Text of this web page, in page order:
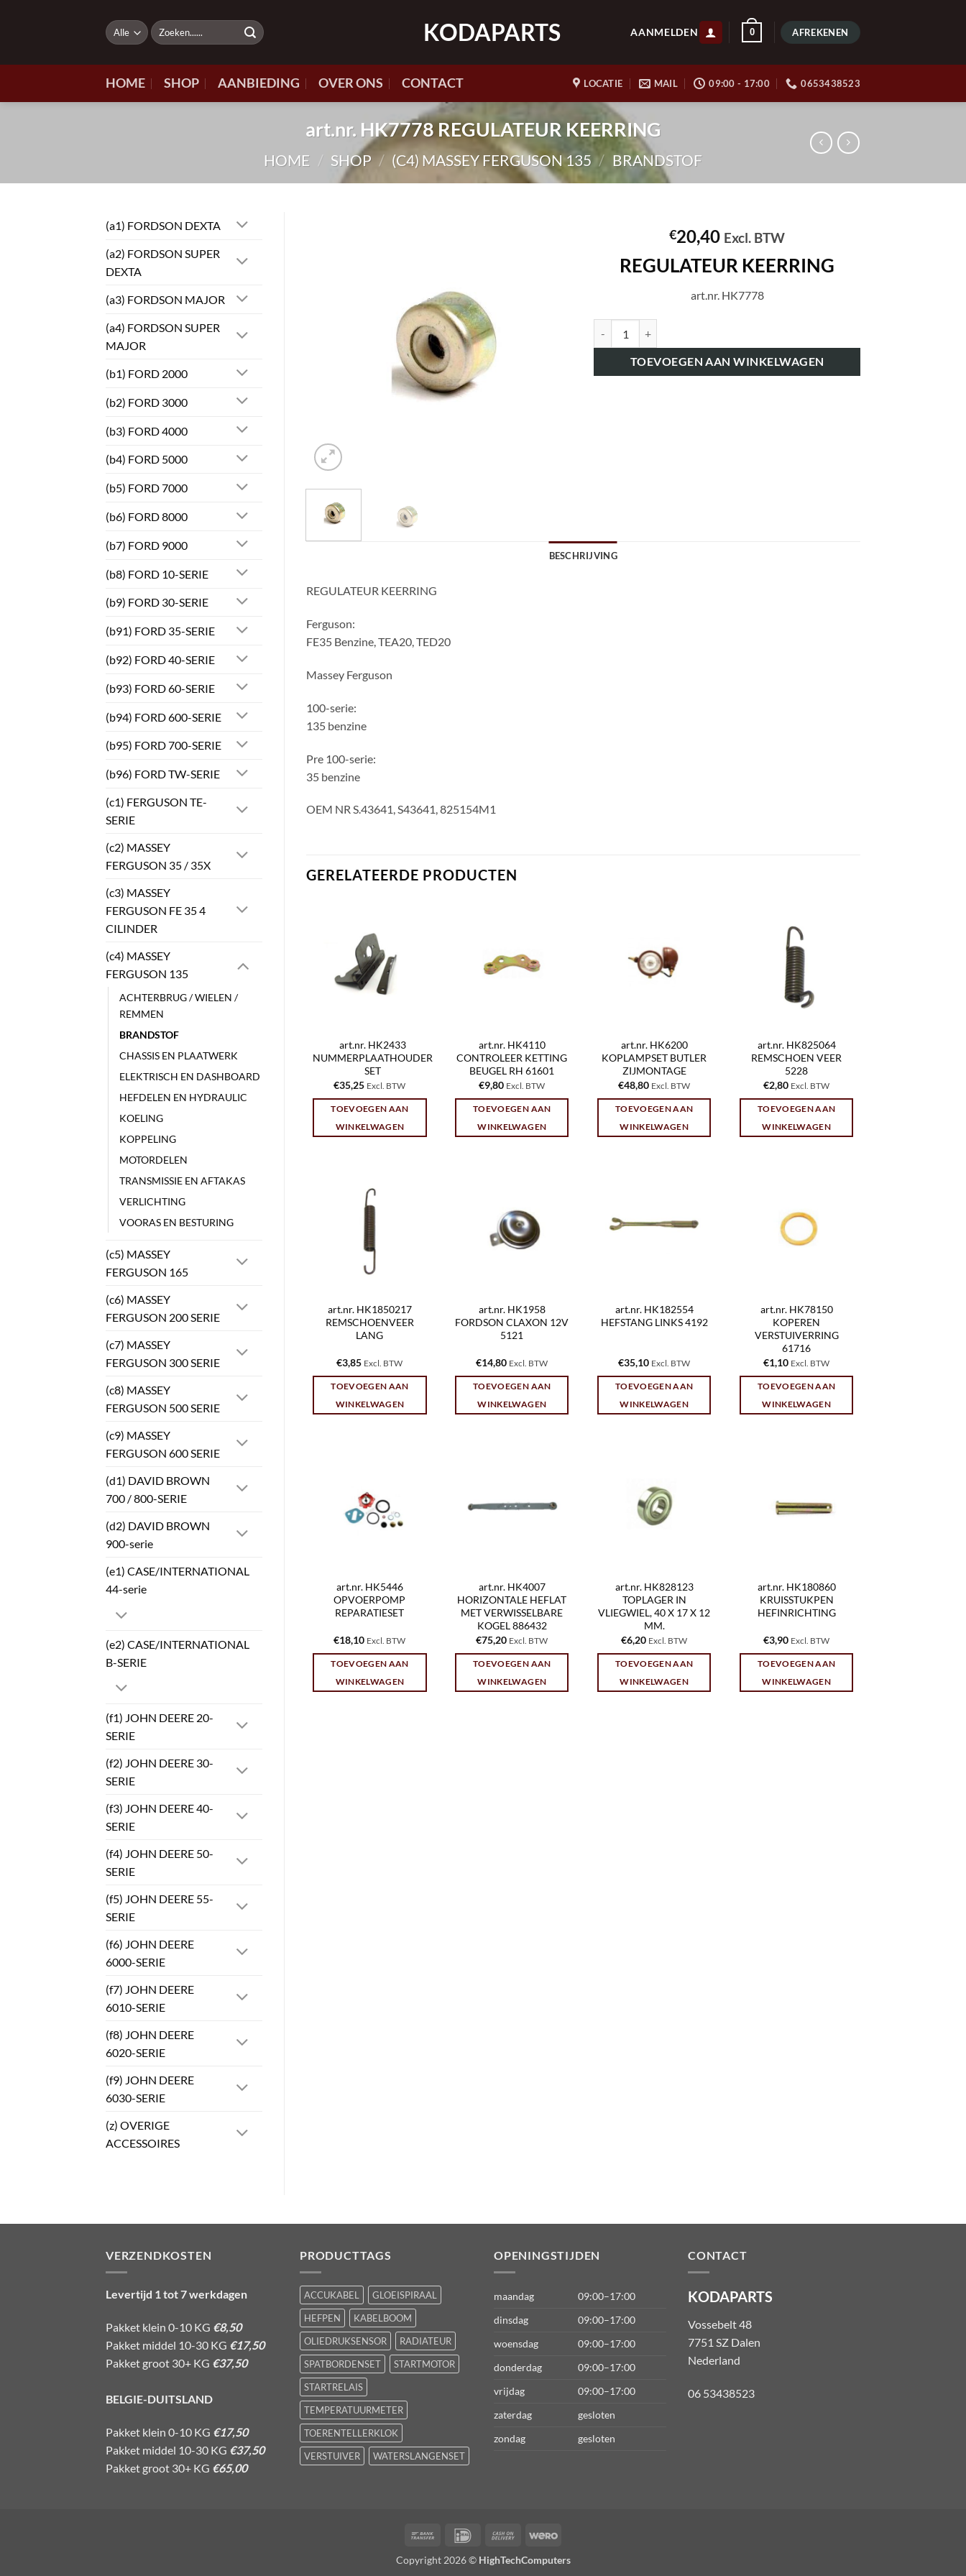
KODAPARTS
Zoeken
naar:
AANMELDEN 0 AFREKENEN
HOME SHOP AANBIEDING OVER ONS CONTACT LOCATIE MAIL 09:00 - 17:00 0653438523
art.nr. HK7778 REGULATEUR KEERRING
HOME / SHOP / (C4) MASSEY FERGUSON 135 / BRANDSTOF
(a1) FORDSON DEXTA
(a2) FORDSON SUPER
DEXTA
(a3) FORDSON MAJOR
(a4) FORDSON SUPER
MAJOR
(b1) FORD 2000
(b2) FORD 3000
(b3) FORD 4000
(b4) FORD 5000
(b5) FORD 7000
(b6) FORD 8000
(b7) FORD 9000
(b8) FORD 10-SERIE
(b9) FORD 30-SERIE
(b91) FORD 35-SERIE
(b92) FORD 40-SERIE
(b93) FORD 60-SERIE
(b94) FORD 600-SERIE
(b95) FORD 700-SERIE
(b96) FORD TW-SERIE
(c1) FERGUSON TE-
SERIE
(c2) MASSEY
FERGUSON 35 / 35X
(c3) MASSEY
FERGUSON FE 35 4
CILINDER
(c4) MASSEY
FERGUSON 135
ACHTERBRUG / WIELEN /
REMMEN
BRANDSTOF
CHASSIS EN PLAATWERK
ELEKTRISCH EN DASHBOARD
HEFDELEN EN HYDRAULIC
KOELING
KOPPELING
MOTORDELEN
TRANSMISSIE EN AFTAKAS
VERLICHTING
VOORAS EN BESTURING
(c5) MASSEY
FERGUSON 165
(c6) MASSEY
FERGUSON 200 SERIE
(c7) MASSEY
FERGUSON 300 SERIE
(c8) MASSEY
FERGUSON 500 SERIE
(c9) MASSEY
FERGUSON 600 SERIE
(d1) DAVID BROWN
700 / 800-SERIE
(d2) DAVID BROWN
900-serie
(e1) CASE/INTERNATIONAL
44-serie
(e2) CASE/INTERNATIONAL
B-SERIE
(f1) JOHN DEERE 20-
SERIE
(f2) JOHN DEERE 30-
SERIE
(f3) JOHN DEERE 40-
SERIE
(f4) JOHN DEERE 50-
SERIE
(f5) JOHN DEERE 55-
SERIE
(f6) JOHN DEERE
6000-SERIE
(f7) JOHN DEERE
6010-SERIE
(f8) JOHN DEERE
6020-SERIE
(f9) JOHN DEERE
6030-SERIE
(z) OVERIGE
ACCESSOIRES
€20,40 Excl. BTW
REGULATEUR KEERRING
art.nr. HK7778
TOEVOEGEN AAN WINKELWAGEN
BESCHRIJVING
REGULATEUR KEERRING
Ferguson:
FE35 Benzine, TEA20, TED20
Massey Ferguson
100-serie:
135 benzine
Pre 100-serie:
35 benzine
OEM NR S.43641, S43641, 825154M1
GERELATEERDE PRODUCTEN
art.nr. HK2433
NUMMERPLAATHOUDER
SET
€35,25 Excl. BTW
TOEVOEGEN AAN
WINKELWAGEN
art.nr. HK4110
CONTROLEER KETTING
BEUGEL RH 61601
€9,80 Excl. BTW
TOEVOEGEN AAN
WINKELWAGEN
art.nr. HK6200
KOPLAMPSET BUTLER
ZIJMONTAGE
€48,80 Excl. BTW
TOEVOEGEN AAN
WINKELWAGEN
art.nr. HK825064
REMSCHOEN VEER
5228
€2,80 Excl. BTW
TOEVOEGEN AAN
WINKELWAGEN
art.nr. HK1850217
REMSCHOENVEER
LANG
€3,85 Excl. BTW
TOEVOEGEN AAN
WINKELWAGEN
art.nr. HK1958
FORDSON CLAXON 12V
5121
€14,80 Excl. BTW
TOEVOEGEN AAN
WINKELWAGEN
art.nr. HK182554
HEFSTANG LINKS 4192
€35,10 Excl. BTW
TOEVOEGEN AAN
WINKELWAGEN
art.nr. HK78150
KOPEREN
VERSTUIVERRING
61716
€1,10 Excl. BTW
TOEVOEGEN AAN
WINKELWAGEN
art.nr. HK5446
OPVOERPOMP
REPARATIESET
€18,10 Excl. BTW
TOEVOEGEN AAN
WINKELWAGEN
art.nr. HK4007
HORIZONTALE HEFLAT
MET VERWISSELBARE
KOGEL 886432
€75,20 Excl. BTW
TOEVOEGEN AAN
WINKELWAGEN
art.nr. HK828123
TOPLAGER IN
VLIEGWIEL, 40 X 17 X 12
MM.
€6,20 Excl. BTW
TOEVOEGEN AAN
WINKELWAGEN
art.nr. HK180860
KRUISSTUKPEN
HEFINRICHTING
€3,90 Excl. BTW
TOEVOEGEN AAN
WINKELWAGEN
VERZENDKOSTEN
Levertijd 1 tot 7 werkdagen
Pakket klein 0-10 KG €8,50
Pakket middel 10-30 KG €17,50
Pakket groot 30+ KG €37,50
BELGIE-DUITSLAND
Pakket klein 0-10 KG €17,50
Pakket middel 10-30 KG €37,50
Pakket groot 30+ KG €65,00
PRODUCTTAGS
ACCUKABEL
GLOEISPIRAAL
HEFPEN
KABELBOOM
OLIEDRUKSENSOR
RADIATEUR
SPATBORDENSET
STARTMOTOR
STARTRELAIS
TEMPERATUURMETER
TOERENTELLERKLOK
VERSTUIVER
WATERSLANGENSET
OPENINGSTIJDEN
maandag
09:00–17:00
dinsdag
09:00–17:00
woensdag
09:00–17:00
donderdag
09:00–17:00
vrijdag
09:00–17:00
zaterdag
gesloten
zondag
gesloten
CONTACT
KODAPARTS
Vossebelt 48
7751 SZ Dalen
Nederland
06 53438523
Bank
IDeal
Cash
Delivery
Wero
Copyright 2026 © HighTechComputers